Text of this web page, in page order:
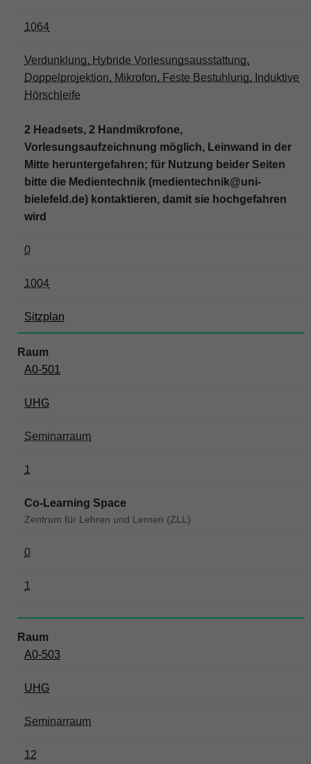
1064
Verdunklung, Hybride Vorlesungsausstattung,
Doppelprojektion, Mikrofon, Feste Bestuhlung, Induktive
Hörschleife
2 Headsets, 2 Handmikrofone,
Vorlesungsaufzeichnung möglich, Leinwand in der
Mitte heruntergefahren; für Nutzung beider Seiten
bitte die Medientechnik (medientechnik@uni-
bielefeld.de) kontaktieren, damit sie hochgefahren
wird
0
1004
Sitzplan
A0-501
UHG
Seminarraum
1
Co-Learning Space
Zentrum für Lehren und Lernen (ZLL)
0
1
A0-503
UHG
Seminarraum
12